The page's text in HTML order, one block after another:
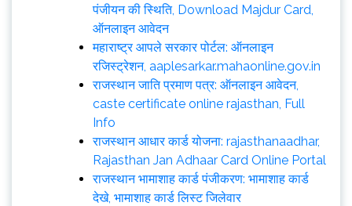
पंजीयन की स्थिति, Download Majdur Card,
ऑनलाइन आवेदन
महाराष्ट्र आपले सरकार पोर्टल: ऑनलाइन
रजिस्ट्रेशन, aaplesarkar.mahaonline.gov.in
राजस्थान जाति प्रमाण पत्र: ऑनलाइन आवेदन,
caste certificate online rajasthan, Full
Info
राजस्थान आधार कार्ड योजना: rajasthanaadhar,
Rajasthan Jan Adhaar Card Online Portal
राजस्थान भामाशाह कार्ड पंजीकरण: भामाशाह कार्ड
देखे, भामाशाह कार्ड लिस्ट जिलेवार